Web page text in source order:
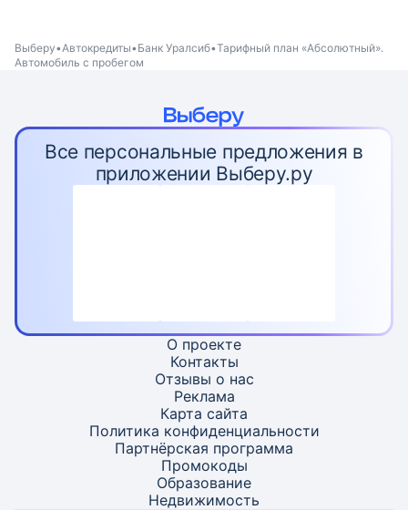
Выберу Автокредиты Банк Уралсиб Тарифный план «Абсолютный».
Автомобиль с пробегом
Все персональные предложения в
приложении Выберу.ру
О проекте
Контакты
Отзывы о нас
Реклама
Карта сайта
Политика конфиденциальности
Партнёрская программа
Промокоды
Образование
Недвижимость